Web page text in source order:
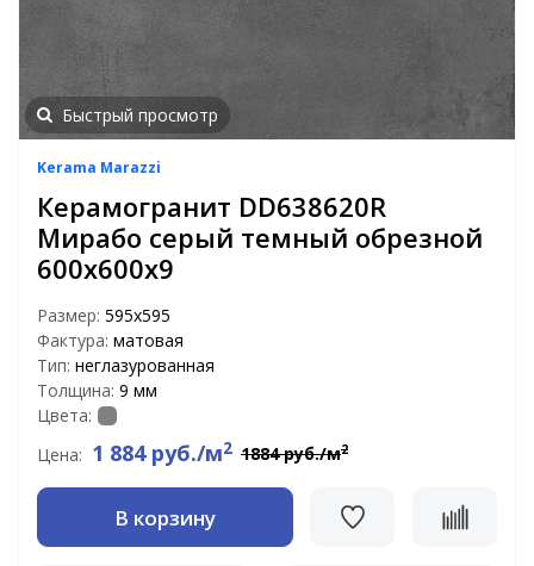
Быстрый просмотр
Kerama Marazzi
Керамогранит DD638620R
Мирабо серый темный обрезной
600х600х9
Размер: 595x595
Фактура: матовая
Тип: неглазурованная
Толщина: 9 мм
Цвета:
Цена: 1 884 руб./м2 1884 руб./м2
В корзину